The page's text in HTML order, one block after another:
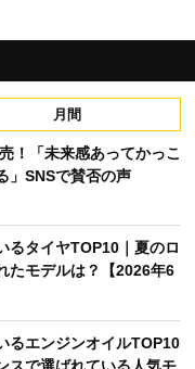
月間
！「未来感あってかっこ
」SNSで賛否の声
るタイヤTOP10｜夏のロ
たモデルは？【2026年6
るエンジンオイルTOP10